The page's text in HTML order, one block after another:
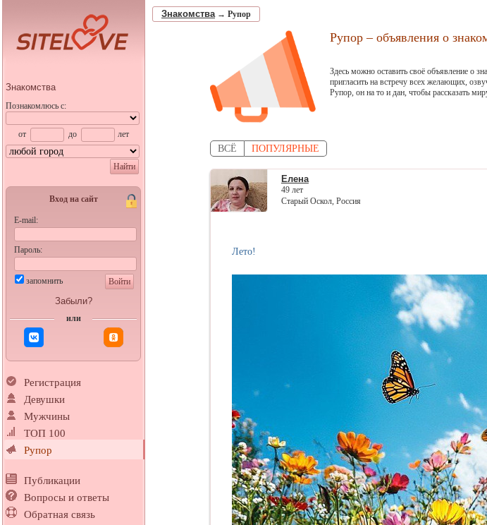
Знакомства
Познакомлюсь с:
от до лет
Найти
Вход на сайт
E-mail:
Пароль:
запомнить Войти
Забыли?
или
Регистрация
Девушки
Мужчины
ТОП 100
Рупор
Публикации
Вопросы и ответы
Обратная связь
Знакомства→ Рупор
Рупор – объявления о
Здесь можно оставить своё объявление о
пригласить на встречу всех желающих,
Рупор, он на то и дан, чтобы рассказать
ВСЁ ПОПУЛЯРНЫЕ
Елена
49 лет
Старый Оскол, Россия
Лето!